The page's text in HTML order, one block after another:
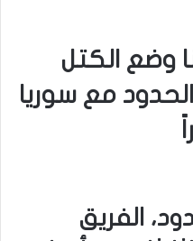
وضع الكتل
مع سوريا
الفريق